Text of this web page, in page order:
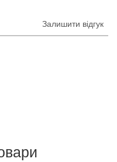
Залишити відгук